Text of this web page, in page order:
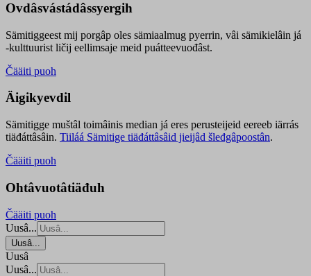
Ovdâsvástádâssyergih
Sämitiggeest mij porgâp oles sämiaalmug pyerrin, vâi sämikielâin já
-kulttuurist ličij eellimsaje meid puátteevuođâst.
Čääiti puoh
Äigikyevdil
Sämitigge muštâl toimâinis median já eres perusteijeid eereeb iärrás
tiäđáttâsâin. Tiiláá Sämitige tiäđáttâsâid jieijâd šleđgâpoostân.
Čääiti puoh
Ohtâvuotâtiäđuh
Čääiti puoh
Uusâ...
Uusâ...
Uusâ
Uusâ...